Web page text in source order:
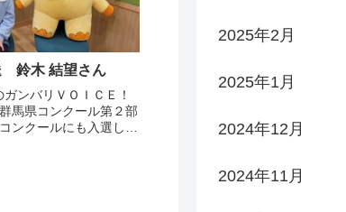
鈴木 結望さん
ンバリＶＯＩＣＥ！
馬県コンクール第２部
ンクールにも入選した
2025年2月
2025年1月
2024年12月
2024年11月